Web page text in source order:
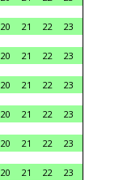
20 21 22
23
20 21 22
23
20 21 22
23
20 21 22
23
20 21 22
23
20 21 22
23